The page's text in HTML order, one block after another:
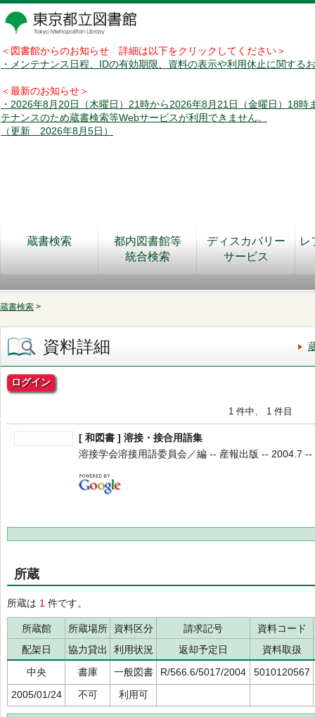
＜図書館からのお知らせ 詳細は以下をクリックしてください＞
・メンテナンス日程、IDの有効期限、資料の表示や利用休止に関する
＜最新のお知らせ＞
・2026年8月20日（木曜日）21時から2026年8月21日（金曜日）18時
テナンスのため蔵書検索等Webサービスが利用できません。
（更新 2026年8月5日）
蔵書検索
都内図書館等
統合検索
ディスカバリー
サービス
レ
蔵書検索 >
資料詳細
ログイン
1 件中、 1 件目
[ 和図書 ] 溶接・接合用語集
溶接学会溶接用語委員会／編 -- 産報出版 -- 2004.7 --
所蔵
所蔵は 1 件です。
所蔵館 所蔵場所 資料区分 請求記号
資料コード
配架日
協力貸出 利用状況 返却予定日
資料取扱
中央
書庫 一般図書 R/566.6/5017/2004
5010120567
2005/01/24
不可 利用可